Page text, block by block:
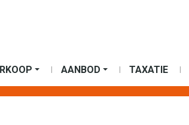
AANBOD TAXATIE